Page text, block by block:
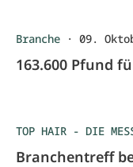
Branche · 09.
163.600 Pfund
TOP HAIR - DIE
Branchentreff